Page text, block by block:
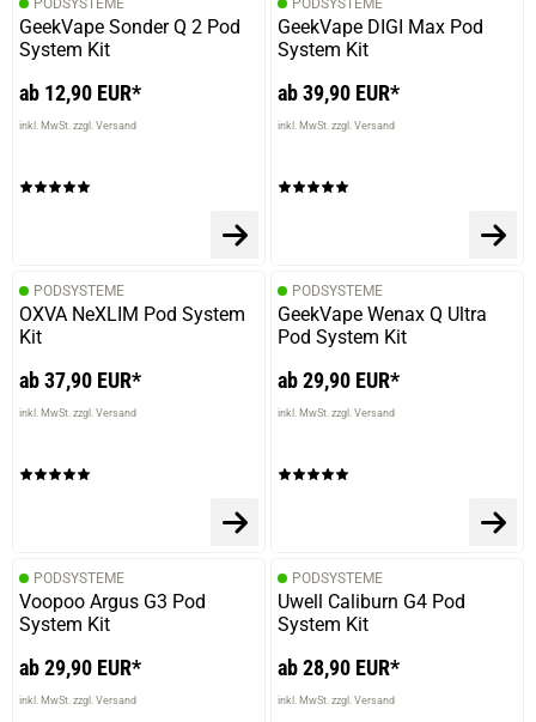
verifizierter Onlinekauf.
08.04.2025 — via
Trustedshops.de
verifizierter Onlinekauf.
30.03.2025 — via
Trustedshops.de
Patrick H.
Die Bewertung erfolgte ohne Abgabe eines Kommentars
26.03.2025 — viaTrustedshops.de
Dennis M.
verifizierter Onlinekauf.
Die Bewertung erfolgte ohne Abgabe eines Kommentars
PODSYSTEME
GeekVape Sonder Q 2 Pod
System Kit
ab 12,90 EUR*
inkl. MwSt. zzgl. Versand
PODSYSTEME
GeekVape DIGI Max Pod
System Kit
ab 39,90 EUR*
inkl. MwSt. zzgl. Versand
PODSYSTEME
OXVA NeXLIM Pod System
Kit
ab 37,90 EUR*
inkl. MwSt. zzgl. Versand
PODSYSTEME
GeekVape Wenax Q Ultra
Pod System Kit
ab 29,90 EUR*
inkl. MwSt. zzgl. Versand
PODSYSTEME
Voopoo Argus G3 Pod
System Kit
ab 29,90 EUR*
inkl. MwSt. zzgl. Versand
PODSYSTEME
Uwell Caliburn G4 Pod
System Kit
ab 28,90 EUR*
inkl. MwSt. zzgl. Versand